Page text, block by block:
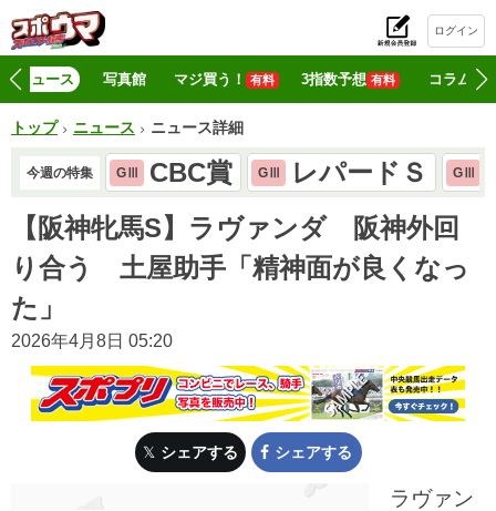
ログイン
ニュース 写真館 マジ買う！ 有料 3指数予想 有料 コラム
トップ ニュース ニュース詳細
今週の特集 GⅢ CBC賞 GⅢ レパードＳ GⅢ
【阪神牝馬S】ラヴァンダ 阪神外回
り合う 土屋助手「精神面が良くなっ
た」
2026年4月8日 05:20
シェアする シェアする
ラヴァン